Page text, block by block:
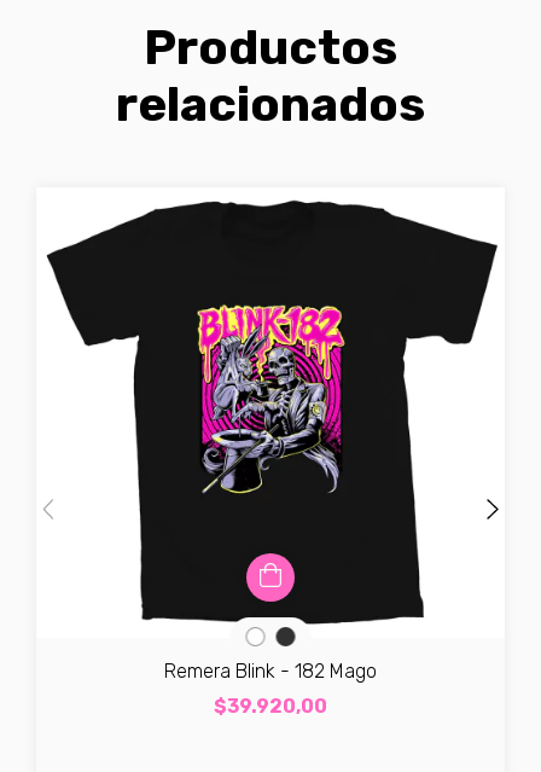
Productos
relacionados
Remera Blink - 182 Mago
$39.920,00